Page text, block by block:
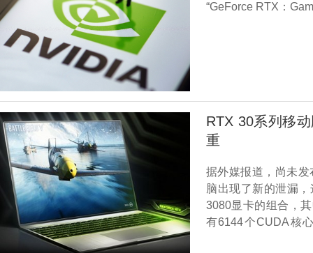
“GeForce RTX：
RTX 30系列移
重
据外媒报道，尚未发
脑出现了新的泄漏
3080显卡的组合，
有6144个CUDA核